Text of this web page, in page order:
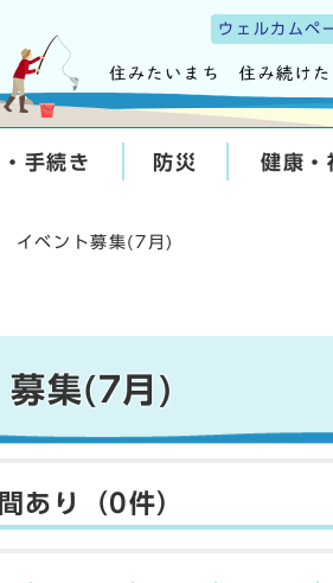
ウェルカムペ
手続き 防災 健康・
イベント募集(7月)
募集(7月)
あり（0件）